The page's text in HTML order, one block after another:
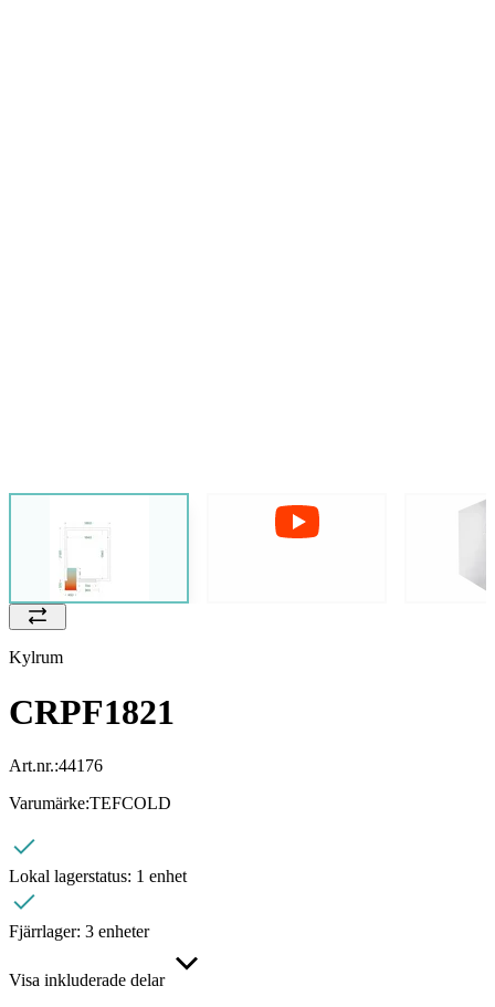
Kylrum
CRPF1821
Art.nr.:44176
Varumärke:TEFCOLD
Lokal lagerstatus: 1 enhet
Fjärrlager: 3 enheter
Visa inkluderade delar